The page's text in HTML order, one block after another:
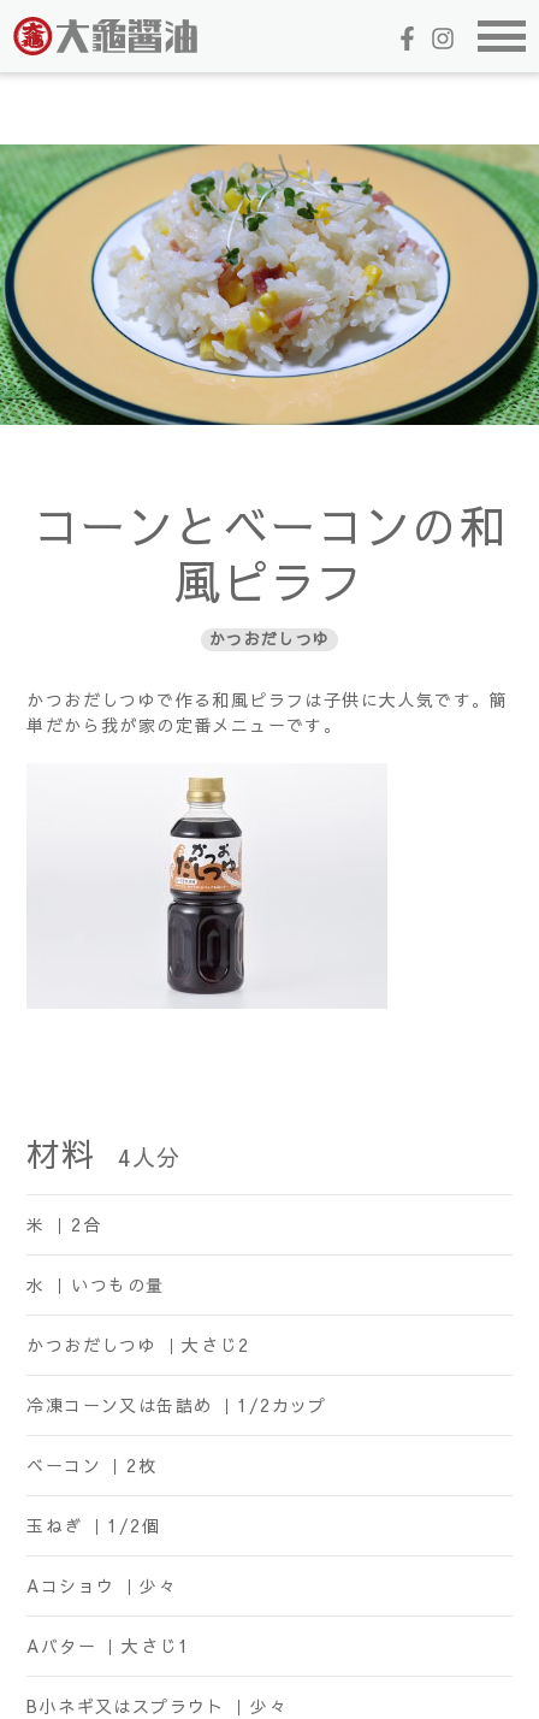
コーンとベーコンの和
風ピラフ
かつおだしつゆ
かつおだしつゆで作る和風ピラフは子供に大人気です。簡
単だから我が家の定番メニューです。
材料 4人分
米 ｜ 2合
水 ｜ いつもの量
かつおだしつゆ ｜大さじ2
冷凍コーン又は缶詰め ｜ 1/2カップ
ベーコン ｜ 2枚
玉ねぎ ｜ 1/2個
Aコショウ ｜少々
Aバター ｜ 大さじ1
B小ネギ又はスプラウト ｜ 少々